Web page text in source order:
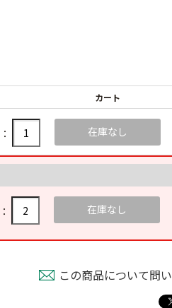
カート
在庫なし
在庫なし
この商品について問